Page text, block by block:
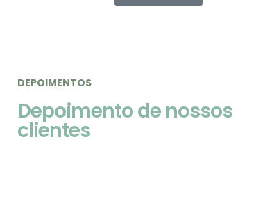
DEPOIMENTOS
Depoimento de nossos
clientes